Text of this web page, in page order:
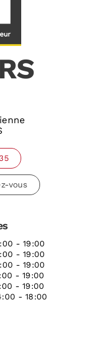
vous
- 19:00
- 19:00
- 19:00
- 19:00
- 19:00
- 18:00